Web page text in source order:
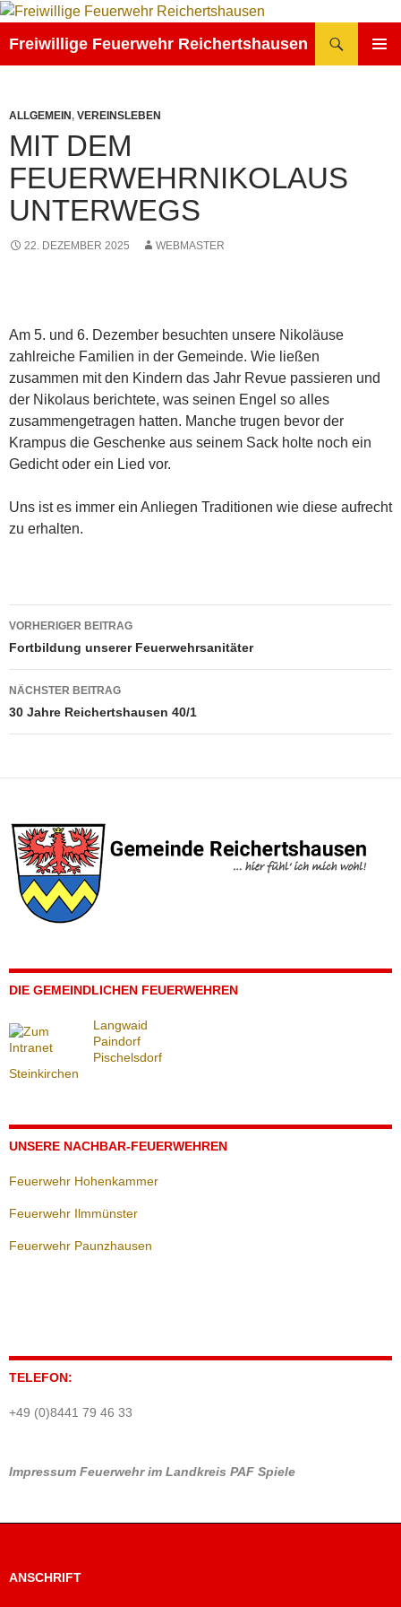
Zum
springen
Freiwillige Feuerwehr Reichertshausen
ALLGEMEIN, VEREINSLEBEN
MIT DEM
FEUERWEHRNIKOLAUS
UNTERWEGS
22. DEZEMBER 2025 WEBMASTER
Am 5. und 6. Dezember besuchten unsere Nikoläuse
zahlreiche Familien in der Gemeinde. Wie ließen
zusammen mit den Kindern das Jahr Revue passieren und
der Nikolaus berichtete, was seinen Engel so alles
zusammengetragen hatten. Manche trugen bevor der
Krampus die Geschenke aus seinem Sack holte noch ein
Gedicht oder ein Lied vor.
Uns ist es immer ein Anliegen Traditionen wie diese aufrecht
zu erhalten.
Beitragsnavigation
VORHERIGER BEITRAG
Fortbildung unserer Feuerwehrsanitäter
NÄCHSTER BEITRAG
30 Jahre Reichertshausen 40/1
DIE GEMEINDLICHEN FEUERWEHREN
Langwaid
Paindorf
Pischelsdorf
Steinkirchen
UNSERE NACHBAR-FEUERWEHREN
Feuerwehr Hohenkammer
Feuerwehr Ilmmünster
Feuerwehr Paunzhausen
TELEFON:
+49 (0)8441 79 46 33
Impressum Feuerwehr im Landkreis PAF Spiele
ANSCHRIFT